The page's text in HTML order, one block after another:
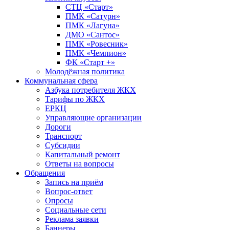
СТЦ «Старт»
ПМК «Сатурн»
ПМК «Лагуна»
ДМО «Сантос»
ПМК «Ровесник»
ПМК «Чемпион»
ФК «Старт +»
Молодёжная политика
Коммунальная сфера
Азбука потребителя ЖКХ
Тарифы по ЖКХ
ЕРКЦ
Управляющие организации
Дороги
Транспорт
Субсидии
Капитальный ремонт
Ответы на вопросы
Обращения
Запись на приём
Вопрос-ответ
Опросы
Социальные сети
Реклама заявки